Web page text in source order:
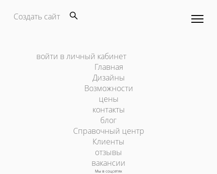
Создать сайт
войти в личный кабинет
Главная
Дизайны
Возможности
цены
контакты
блог
Справочный центр
Клиенты
отзывы
вакансии
Мы в соцсетях